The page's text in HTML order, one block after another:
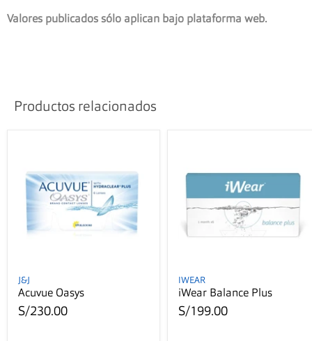
Valores publicados sólo aplican bajo plataforma web.
Productos relacionados
J&J
Acuvue Oasys
S/230.00
IWEAR
iWear Balance Plus
S/199.00